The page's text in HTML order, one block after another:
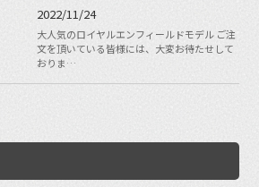
2022/11/24
大人気のロイヤルエンフィールドモデル ご注
文を頂いている皆様には、大変お待たせして
おりま…